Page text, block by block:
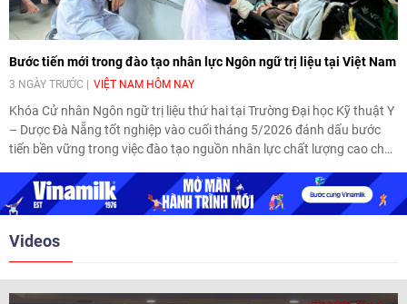
Bước tiến mới trong đào tạo nhân lực Ngôn ngữ trị liệu tại Việt Nam
3 NGÀY TRƯỚC VIỆT NAM HÔM NAY
Khóa Cử nhân Ngôn ngữ trị liệu thứ hai tại Trường Đại học Kỹ thuật Y
– Dược Đà Nẵng tốt nghiệp vào cuối tháng 5/2026 đánh dấu bước
tiến bền vững trong việc đào tạo nguồn nhân lực chất lượng cao cho
Videos